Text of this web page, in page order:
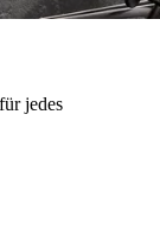
jedes